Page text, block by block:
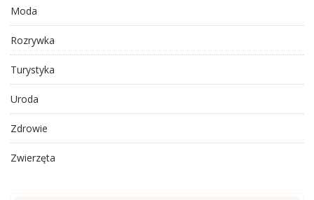
Moda
Rozrywka
Turystyka
Uroda
Zdrowie
Zwierzęta